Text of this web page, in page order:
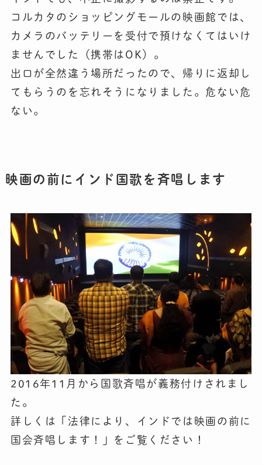
コルカタのショッピングモールの映画館では、
カメラのバッテリーを受付で預けなくてはいけ
ませんでした（携帯はOK）。
出口が全然違う場所だったので、帰りに返却し
てもらうのを忘れそうになりました。危ない危
ない。
映画の前にインド国歌を斉唱します
2016年11月から国歌斉唱が義務付けされまし
た。
詳しくは「法律により、インドでは映画の前に
国会斉唱します！」をご覧ください！